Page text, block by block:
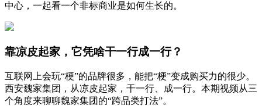
中心，一起看一个非标商业是如何生长的。
靠凉皮起家，它凭啥干一行成一行？
互联网上会玩“梗”的品牌很多，能把“梗”变成购买力的很少。
西安魏家集团，从凉皮起家，干一行、成一行。本期视频从三
个角度来聊聊魏家集团的“跨品类打法”。